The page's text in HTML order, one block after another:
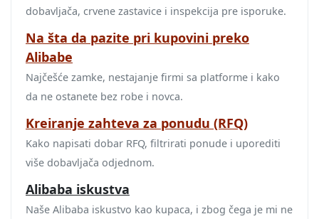
dobavljača, crvene zastavice i inspekcija pre isporuke.
Na šta da pazite pri kupovini preko
Alibabe
Najčešće zamke, nestajanje firmi sa platforme i kako
da ne ostanete bez robe i novca.
Kreiranje zahteva za ponudu (RFQ)
Kako napisati dobar RFQ, filtrirati ponude i uporediti
više dobavljača odjednom.
Alibaba iskustva
Naše Alibaba iskustvo kao kupaca, i zbog čega je mi ne